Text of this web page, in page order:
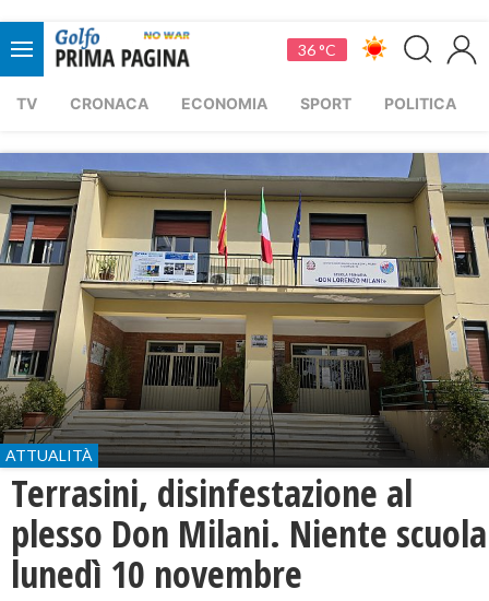
36 °C
TV CRONACA ECONOMIA SPORT POLITICA
ATTUALITÀ
Terrasini, disinfestazione al
plesso Don Milani. Niente scuola
lunedì 10 novembre